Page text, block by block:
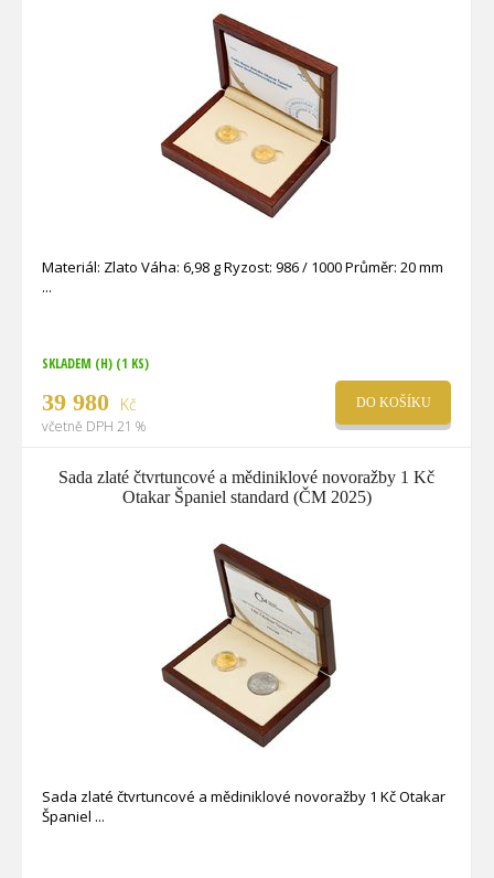
Materiál: Zlato Váha: 6,98 g Ryzost: 986 / 1000 Průměr: 20 mm
SKLADEM (H) (1 KS)
39 980 Kč
včetně DPH 21 %
DO KOŠÍKU
Sada zlaté čtvrtuncové a mědiniklové novoražby 1 Kč
Otakar Španiel standard (ČM 2025)
Sada zlaté čtvrtuncové a mědiniklové novoražby 1 Kč Otakar
Španiel